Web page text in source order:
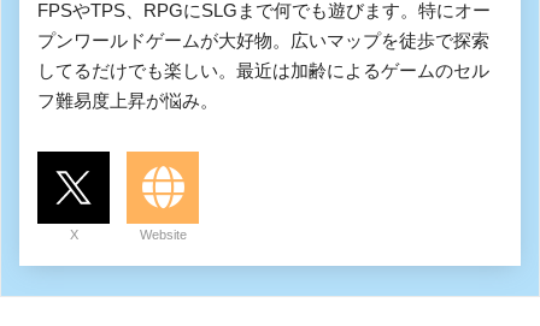
FPSやTPS、RPGにSLGまで何でも遊びます。特にオー
プンワールドゲームが大好物。広いマップを徒歩で探索
してるだけでも楽しい。最近は加齢によるゲームのセル
フ難易度上昇が悩み。
X Website